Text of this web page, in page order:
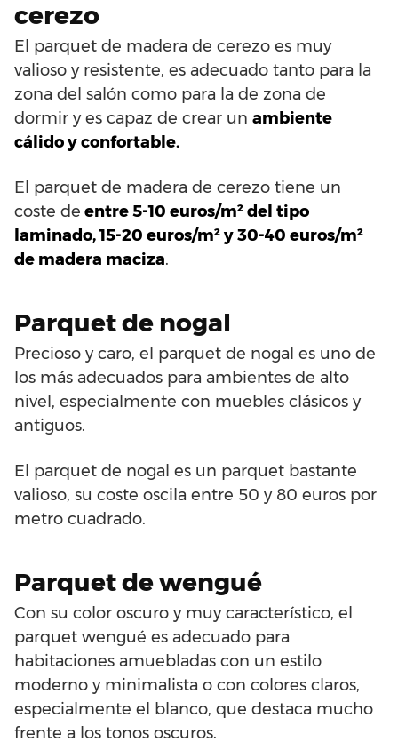
cerezo
El parquet de madera de cerezo es muy
valioso y resistente, es adecuado tanto para la
zona del salón como para la de zona de
dormir y es capaz de crear un ambiente
cálido y confortable.
El parquet de madera de cerezo tiene un
coste de entre 5-10 euros/m² del tipo
laminado, 15-20 euros/m² y 30-40 euros/m²
de madera maciza.
Parquet de nogal
Precioso y caro, el parquet de nogal es uno de
los más adecuados para ambientes de alto
nivel, especialmente con muebles clásicos y
antiguos.
El parquet de nogal es un parquet bastante
valioso, su coste oscila entre 50 y 80 euros por
metro cuadrado.
Parquet de wengué
Con su color oscuro y muy característico, el
parquet wengué es adecuado para
habitaciones amuebladas con un estilo
moderno y minimalista o con colores claros,
especialmente el blanco, que destaca mucho
frente a los tonos oscuros.